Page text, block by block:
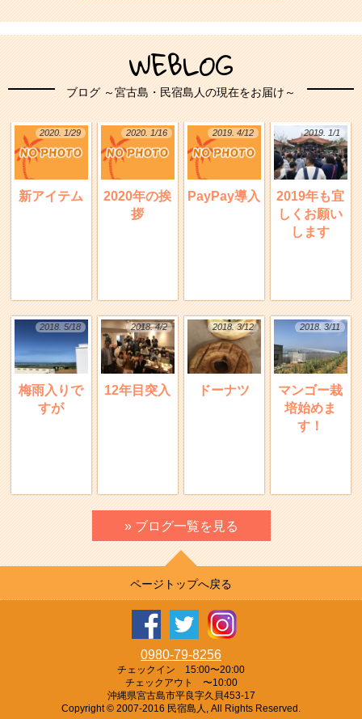
WEBLOG
ブログ ～宮古島・民宿島人の現在をお届け～
2020. 1/29
新アイテム
2020. 1/16
2020年の挨
拶
2019. 4/12
PayPay導入
2019. 1/1
2019年も宜
しくお願い
します
2018. 5/18
梅雨入りで
すが
2018. 4/2
12年目突入
2018. 3/12
ドーナツ
2018. 3/11
マンゴー栽
培始めま
す！
» ブログ一覧を見る
ページトップへ戻る
0980-79-8256
チェックイン 15:00〜20:00
チェックアウト 〜10:00
沖縄県宮古島市平良字久貝453-17
Copyright © 2007-2016 民宿島人, All Rights Reserved.